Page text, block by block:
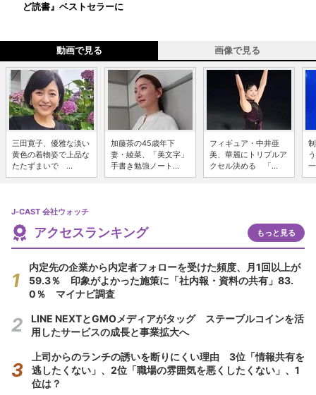
ど読書』ベストセラーに
動画で見る 画像で見る
三田寛子、優雅な淡い
黄色の着物姿で上品な
たたずまいで ...
加藤茶の45歳年下
妻・綾菜、「美文字」
手書き勉強ノート...
フィギュア・中井亜
美、華麗にトリプルア
クセル決める 「...
J-CAST 会社ウォッチ
アクセスランキング もっと見る
内定先の企業から内定者フォローを受けた頻度、月1回以上が
59.3％ 印象がよかった施策に「社内報・資料の共有」83.
0％ マイナビ調査
LINE NEXTとGMOメディアがタッグ ステーブルコインを活
用したサービスの成長と事業拡大へ
上司からのランチの誘いを断りにくい理由 3位「情報共有を
逃したくない」、2位「職場の雰囲気を悪くしたくない」、1
位は？